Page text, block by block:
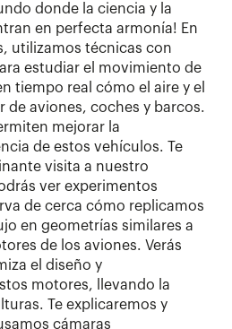
donde la ciencia y la
en perfecta armonía! En
utilizamos técnicas con
estudiar el movimiento de
tiempo real cómo el aire y el
de aviones, coches y barcos.
mejorar la
de estos vehículos. Te
visita a nuestro
ver experimentos
de cerca cómo replicamos
en geometrías similares a
de los aviones. Verás
el diseño y
motores, llevando la
Te explicaremos y
cámaras